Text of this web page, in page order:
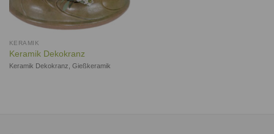
KERAMIK
Keramik Dekokranz
Keramik Dekokranz, Gießkeramik